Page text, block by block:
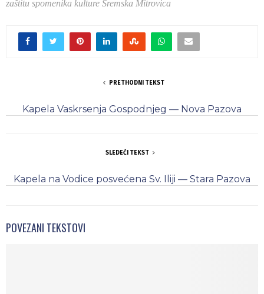
zaštitu spomenika kulture Sremska Mitrovica
PRETHODNI TEKST
Kapela Vaskrsenja Gospodnjeg — Nova Pazova
SLEDEĆI TEKST
Kapela na Vodice posvećena Sv. Iliji — Stara Pazova
POVEZANI TEKSTOVI